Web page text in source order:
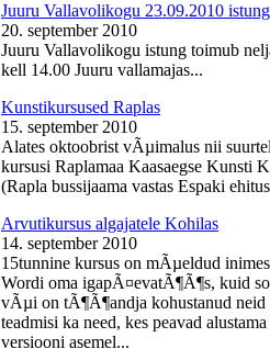
Juuru Vallavolikogu 23.09.2010 istung
20. september 2010
Juuru Vallavolikogu istung toimub
kell 14.00 Juuru vallamajas...
Kunstikursused Raplas
15. september 2010
Alates oktoobrist vÃµimalus nii
kursusi Raplamaa Kaasaegse Kunsti
(Rapla bussijaama vastas Espaki
Arvutikursus algajatele Kohilas
14. september 2010
15tunnine kursus on mÃµeldud
Wordi oma igapÃ¤evatÃ¶Ã¶s, kuid
vÃµi on tÃ¶Ã¶andja kohustanud neid
teadmisi ka need, kes peavad
versiooni asemel...